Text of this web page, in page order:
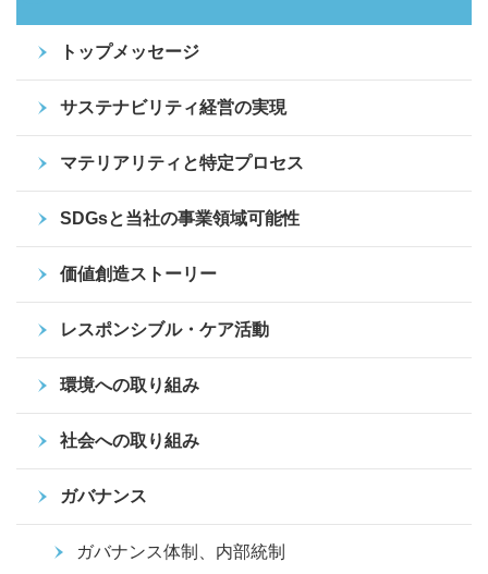
トップメッセージ
サステナビリティ経営の実現
マテリアリティと特定プロセス
SDGsと当社の事業領域可能性
価値創造ストーリー
レスポンシブル・ケア活動
環境への取り組み
社会への取り組み
ガバナンス
ガバナンス体制、内部統制